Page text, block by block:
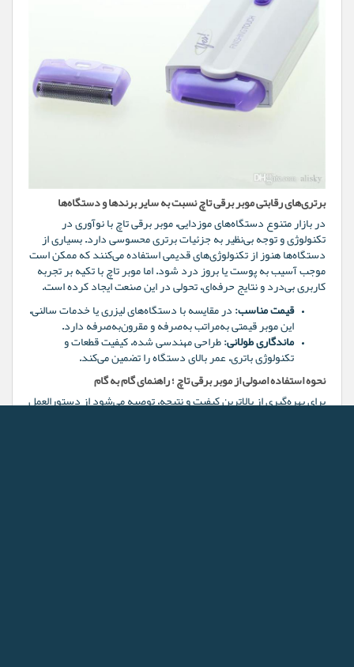
برتری‌های رقابتی موبر برقی تاچ نسبت به سایر برندها و دستگاه‌ها
در بازار متنوع دستگاه‌های موزدایی، موبر برقی تاچ با نوآوری در
تکنولوژی و توجه بی‌نظیر به جزئیات برتری محسوسی دارد. بسیاری از
دستگاه‌ها هنوز از تکنولوژی‌های قدیمی استفاده می‌کنند که ممکن است
موجب آسیب به پوست یا بروز درد شود. اما موبر تاچ با تکیه بر تجربه
کاربری بی‌درد و نتایج حرفه‌ای، تحولی در این صنعت ایجاد کرده است.
قیمت مناسب: در مقایسه با دستگاه‌های لیزری یا خدمات سالنی،
این موبر قیمتی به‌مراتب به‌صرفه و مقرون‌به‌صرفه دارد.
ماندگاری طولانی: طراحی مهندسی شده، کیفیت قطعات و
تکنولوژی باتری، عمر بالای دستگاه را تضمین می‌کند.
نحوه استفاده اصولی از موبر برقی تاچ ؛ راهنمای گام به گام
برای بهره‌گیری از بالاترین کیفیت و نتیجه، توصیه می‌شود از دستورالعمل